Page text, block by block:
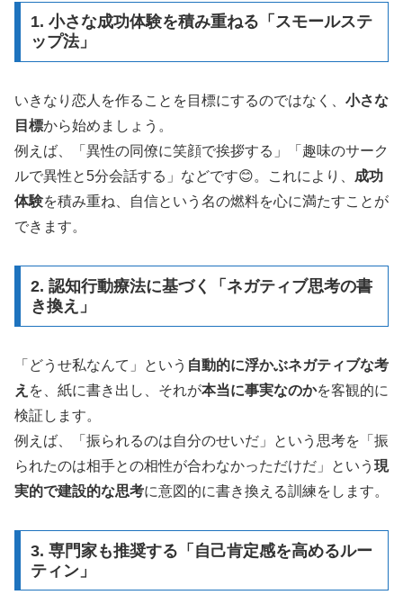
1. 小さな成功体験を積み重ねる「スモールステ
ップ法」
いきなり恋人を作ることを目標にするのではなく、 小さな
目標から始めましょう。
例えば、「異性の同僚に笑顔で挨拶する」「趣味のサーク
ルで異性と5分会話する」などです😊。これにより、 成功
体験を積み重ね、自信という名の燃料を心に満たすことが
できます。
2. 認知行動療法に基づく「ネガティブ思考の書
き換え」
「どうせ私なんて」という 自動的に浮かぶネガティブな考
え を、紙に書き出し、それが本当に事実なのかを客観的に
検証します。
例えば、「振られるのは自分のせいだ」という思考を「振
られたのは相手との相性が合わなかっただけだ」という 現
実的で建設的な思考に意図的に書き換える訓練をします。
3. 専門家も推奨する「自己肯定感を高めるルー
ティン」